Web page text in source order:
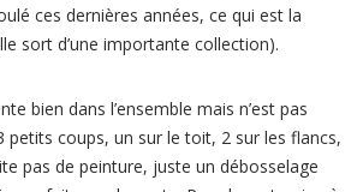
ces dernières années, ce qui est la
sort d’une importante collection).
bien dans l’ensemble mais n’est pas
petits coups, un sur le toit, 2 sur les flancs,
pas de peinture, juste un débosselage